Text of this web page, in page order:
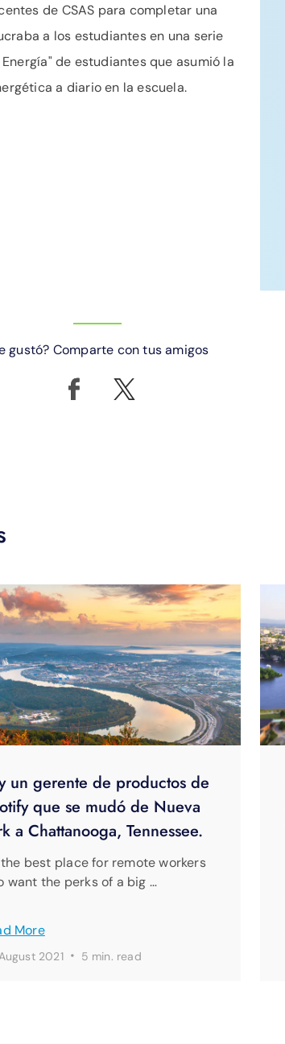
de CSAS para completar una
a los estudiantes en una serie
de estudiantes que asumió la
a diario en la escuela.
gustó? Comparte con tus amigos
un gerente de productos de
que se mudó de Nueva
a Chattanooga, Tennessee.
best place for remote workers
want the perks of a big …
More
2021 · 5 min. read